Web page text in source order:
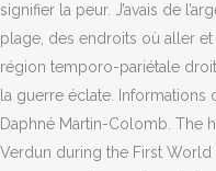
signifier la peur. J’avais de
plage, des endroits où aller et
région temporo-pariétale
la guerre éclate. Informations
Daphné Martin-Colomb. The
Verdun during the First World